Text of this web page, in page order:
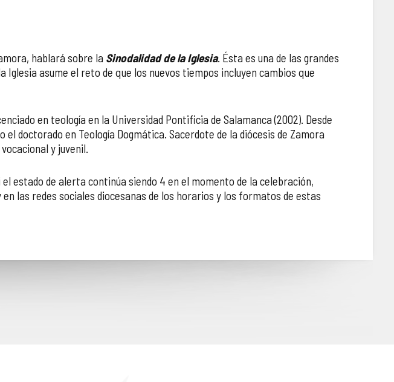
hablará sobre la Sinodalidad de la Iglesia. Ésta es una de las grandes
asume el reto de que los nuevos tiempos incluyen cambios que
en teología en la Universidad Pontificia de Salamanca (2002). Desde
doctorado en Teología Dogmática. Sacerdote de la diócesis de Zamora
y juvenil.
estado de alerta continúa siendo 4 en el momento de la celebración,
las redes sociales diocesanas de los horarios y los formatos de estas